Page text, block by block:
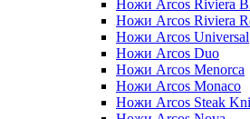
Ножи Arcos Riviera
Ножи Arcos Riviera
Ножи Arcos Universal
Ножи Arcos Duo
Ножи Arcos Menorca
Ножи Arcos Monaco
Ножи Arcos Steak